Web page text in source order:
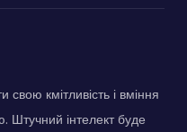
свою кмітливість і вміння
Штучний інтелект буде